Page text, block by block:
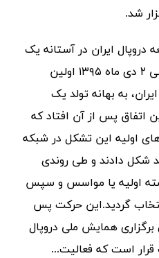
دروپال ایران در آستانه یک
اتفاق جدید است. دیروز، یعنی ۲ دی ماه ۱۳۹۵ اولین
به بهانه تولد یک
شد.این اتفاق پس از آن افتاد که
اولیه این تشکل در شبکه
شکل دادند و طی روندی
اولیه یا مواسس و سپس
گردید.این حرکت پس
کمرنگ سال ۹۴ برای برگزاری همایش ملی دروپال
قرار است که فعالیت...